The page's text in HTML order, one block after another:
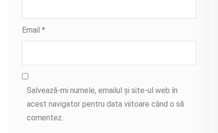
Email *
Salvează-mi numele, emailul și site-ul web în
acest navigator pentru data viitoare când o să
comentez.